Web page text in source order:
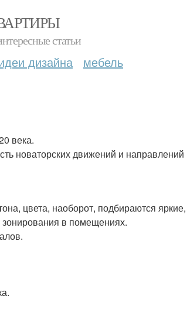
статьи
дизайна мебель
века.
новаторских движений и направлений
цвета, наоборот, подбираются
в помещениях.